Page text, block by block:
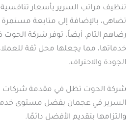
تنظيف مراتب السرير بأسعار
تضاهى، بالإضافة إلى متابعة
رضاهم التام. أيضاً، توفر شركة
خدماتها، مما يجعلها محل ثقة
الجودة والاحتراف.
شركة الحوت تظل في مقدمة شركات
السرير في عجمان بفضل مستوى
والتزامها بتقديم الأفضل دائمًا.